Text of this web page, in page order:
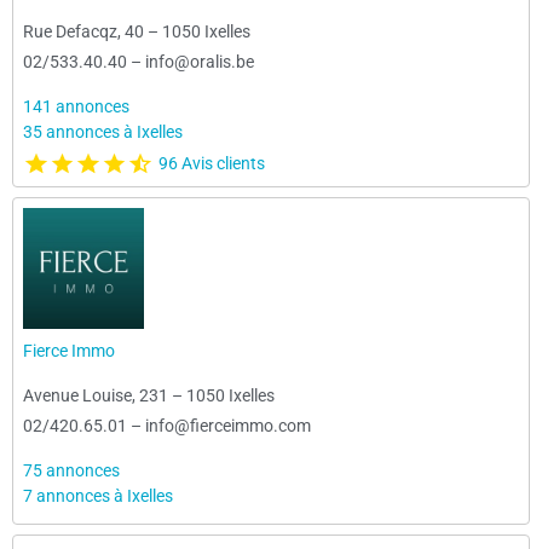
Rue Defacqz, 40 – 1050 Ixelles
02/533.40.40 – info@oralis.be
141 annonces
35 annonces à Ixelles
96 Avis clients
Fierce Immo
Avenue Louise, 231 – 1050 Ixelles
02/420.65.01 – info@fierceimmo.com
75 annonces
7 annonces à Ixelles